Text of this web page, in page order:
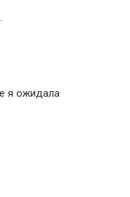
я ожидала